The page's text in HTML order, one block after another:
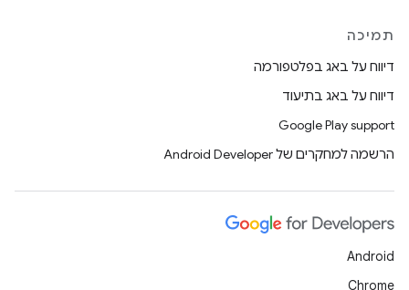
תמיכה
דיווח על באג בפלטפורמה
דיווח על באג בתיעוד
Google Play support
הרשמה למחקרים של Android Developer
Android
Chrome